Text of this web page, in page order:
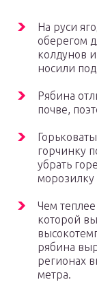
На руси
оберегом
колдунов
носили
Рябина
почве,
горчинку
убрать
морозилку
Чем
которой
рябина
регионах
метра.